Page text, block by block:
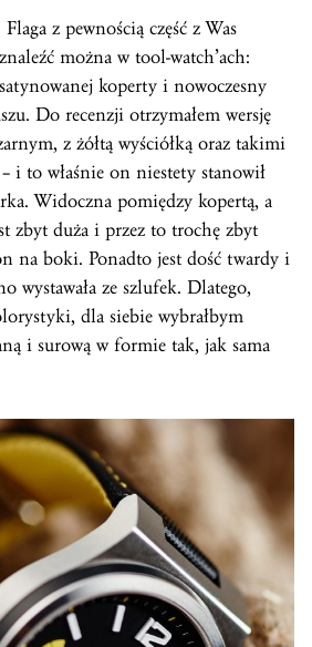
z pewnością część z Was
można w tool-watch’ach:
koperty i nowoczesny
Do recenzji otrzymałem wersję
z żółtą wyściółką oraz takimi
i to właśnie on niestety stanowił
Widoczna pomiędzy kopertą, a
zbyt duża i przez to trochę zbyt
na boki. Ponadto jest dość twardy i
wystawała ze szlufek. Dlatego,
dla siebie wybrałbym
i surową w formie tak, jak sama